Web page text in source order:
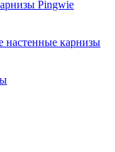
Pingwie
настенные карнизы